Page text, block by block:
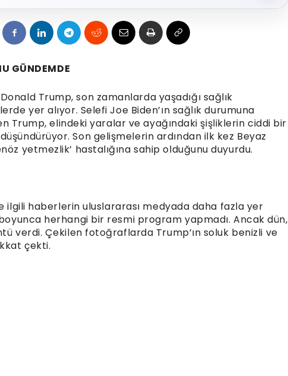
GÜNDEMDE
Trump, son zamanlarda yaşadığı sağlık
yer alıyor. Selefi Joe Biden’ın sağlık durumuna
Trump, elindeki yaralar ve ayağındaki şişliklerin ciddi bir
Son gelişmelerin ardından ilk kez Beyaz
yetmezlik’ hastalığına sahip olduğunu duyurdu.
ilgili haberlerin uluslararası medyada daha fazla yer
herhangi bir resmi program yapmadı. Ancak dün,
verdi. Çekilen fotoğraflarda Trump’ın soluk benizli ve
çekti.